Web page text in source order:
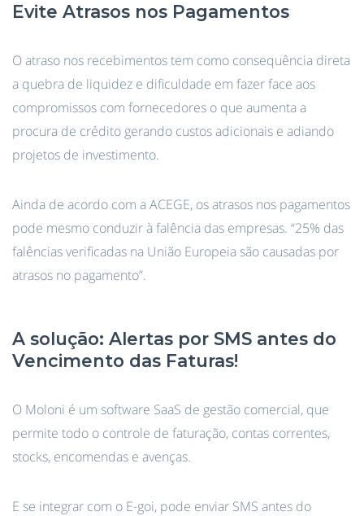
Evite Atrasos nos Pagamentos
O atraso nos recebimentos tem como consequência direta
a quebra de liquidez e dificuldade em fazer face aos
compromissos com fornecedores o que aumenta a
procura de crédito gerando custos adicionais e adiando
projetos de investimento.
Ainda de acordo com a ACEGE, os atrasos nos pagamentos
pode mesmo conduzir à falência das empresas. “25% das
falências verificadas na União Europeia são causadas por
atrasos no pagamento”.
A solução: Alertas por SMS antes do
Vencimento das Faturas!
O Moloni é um software SaaS de gestão comercial, que
permite todo o controle de faturação, contas correntes,
stocks, encomendas e avenças.
E se integrar com o E-goi, pode enviar SMS antes do